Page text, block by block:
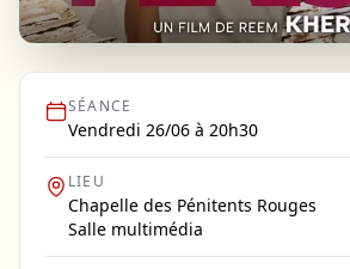
SÉANCE
Vendredi 26/06 à 20h30
LIEU
Chapelle des Pénitents Rouges
Salle multimédia